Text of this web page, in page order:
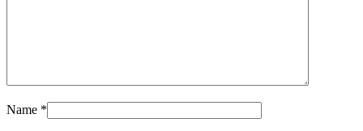
Name *